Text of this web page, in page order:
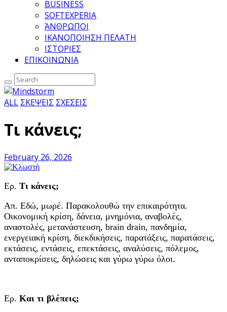
BUSINESS
SOFTEXPERIA
ΆΝΘΡΩΠΟΙ
ΙΚΑΝΟΠΟΙΗΣΗ ΠΕΛΑΤΗ
ΙΣΤΟΡΙΕΣ
ΕΠΙΚΟΙΝΩΝΙΑ
ALL ΣΚΕΨΕΙΣ ΣΧΕΣΕΙΣ
Τι κάνεις;
February 26, 2026
Ερ. Τι κάνεις;
Απ. Εδώ, μωρέ. Παρακολουθώ την επικαιρότητα.
Οικονομική κρίση, δάνεια, μνημόνια, αναβολές,
αναστολές, μετανάστευση, brain drain, πανδημία,
ενεργειακή κρίση, διεκδικήσεις, παρατάξεις, παρατάσεις,
εκτάσεις, εντάσεις, επεκτάσεις, αναλύσεις, πόλεμος,
ανταποκρίσεις, δηλώσεις και γύρω γύρω όλοι.
Ερ. Και τι βλέπεις;